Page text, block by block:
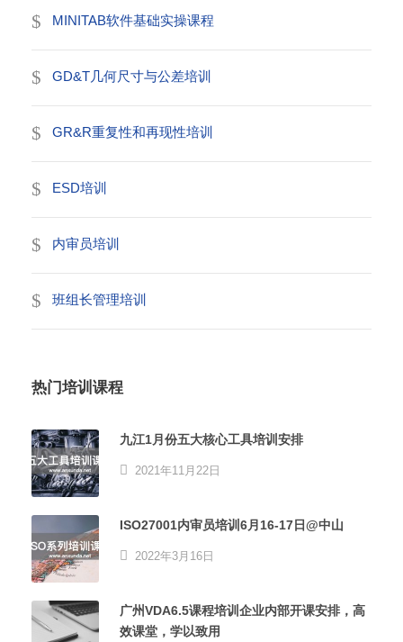
MINITAB软件基础实操课程
GD&T几何尺寸与公差培训
GR&R重复性和再现性培训
ESD培训
内审员培训
班组长管理培训
热门培训课程
九江1月份五大核心工具培训安排
2021年11月22日
ISO27001内审员培训6月16-17日@中山
2022年3月16日
广州VDA6.5课程培训企业内部开课安排，高
效课堂，学以致用